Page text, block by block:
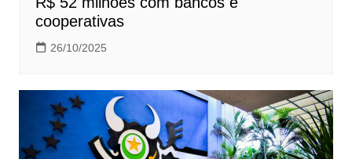
cooperativas
26/10/2025